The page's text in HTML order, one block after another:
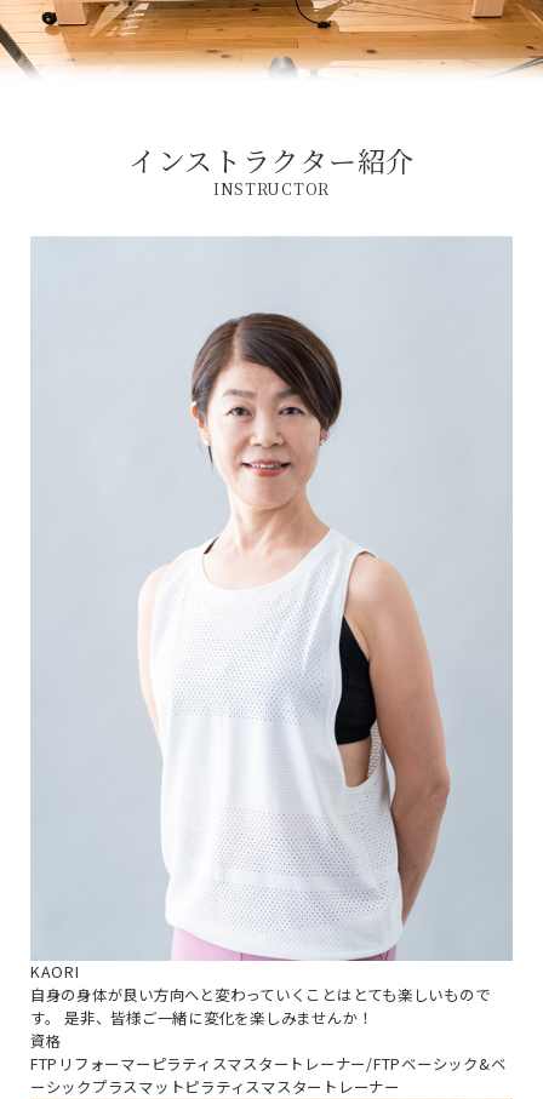
養成講座 / 採用情報
インストラクター紹介
INSTRUCTOR
KAORI
自身の身体が良い方向へと変わっていくことはとても楽しいもので
す。 是非、皆様ご一緒に変化を楽しみませんか！
資格
FTPリフォーマーピラティスマスタートレーナー/FTPベーシック&ベ
ーシックプラスマットピラティスマスタートレーナー